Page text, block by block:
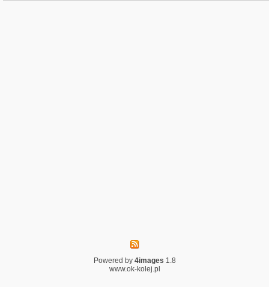
Powered by 4images 1.8
www.ok-kolej.pl